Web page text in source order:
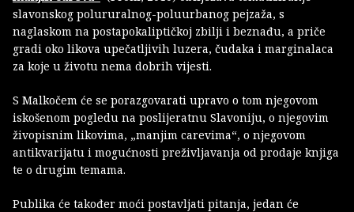
slavonskog polururalnog-poluurbanog pejzaža, s
naglaskom na postapokaliptičkoj zbilji i beznađu, a priče
gradi oko likova upečatljivih luzera, čudaka i marginalaca
za koje u životu nema dobrih vijesti.
S Malkočem će se porazgovarati upravo o tom njegovom
iskošenom pogledu na poslijeratnu Slavoniju, o njegovim
živopisnim likovima, „manjim carevima“, o njegovom
antikvarijatu i mogućnosti preživljavanja od prodaje knjiga
te o drugim temama.
Publika će također moći postavljati pitanja, jedan će